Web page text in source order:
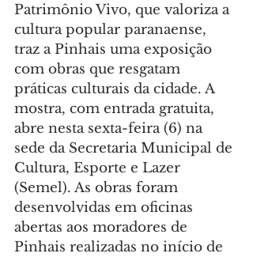
Patrimônio Vivo, que valoriza a
cultura popular paranaense,
traz a Pinhais uma exposição
com obras que resgatam
práticas culturais da cidade. A
mostra, com entrada gratuita,
abre nesta sexta-feira (6) na
sede da Secretaria Municipal de
Cultura, Esporte e Lazer
(Semel). As obras foram
desenvolvidas em oficinas
abertas aos moradores de
Pinhais realizadas no início de